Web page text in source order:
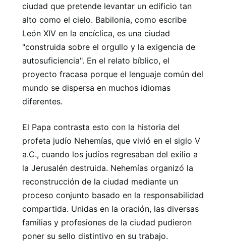
ciudad que pretende levantar un edificio tan
alto como el cielo. Babilonia, como escribe
León XIV en la encíclica, es una ciudad
"construida sobre el orgullo y la exigencia de
autosuficiencia". En el relato bíblico, el
proyecto fracasa porque el lenguaje común del
mundo se dispersa en muchos idiomas
diferentes.
El Papa contrasta esto con la historia del
profeta judío Nehemías, que vivió en el siglo V
a.C., cuando los judíos regresaban del exilio a
la Jerusalén destruida. Nehemías organizó la
reconstrucción de la ciudad mediante un
proceso conjunto basado en la responsabilidad
compartida. Unidas en la oración, las diversas
familias y profesiones de la ciudad pudieron
poner su sello distintivo en su trabajo.